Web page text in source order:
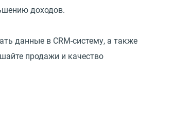
доходов.
данные в CRM-систему, а также
продажи и качество